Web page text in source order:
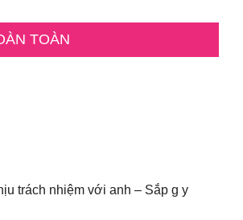
TOÀN
trách nhiệm với anh – Sắp g y